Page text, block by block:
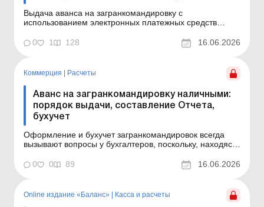
Выдача аванса на загранкомандировку с
использованием электронных платежных средств
и широко применяемый вариант. В статье рассмотрим
особенности учета командировочных расходов в
карточку работн...
0 1 128 16.06.2026
Коммерция Расчеты
Аванс на загранкомандировку наличными:
порядок выдачи, составление Отчета,
бухучет
Оформление и бухучет загранкомандировок всегда
вызывают вопросы у бухгалтеров, поскольку, находясь
инвалюте. В статье рассмотрим порядок учета
командировочных расходов в ситуации, когда аванс на
или гри...
0 0 89 16.06.2026
Online издание «Баланс» Касса и расчеты